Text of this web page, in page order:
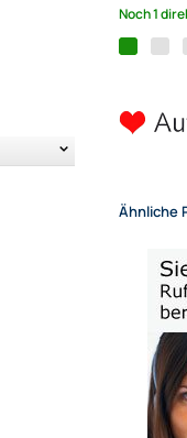
Noch 1
Ähnliche